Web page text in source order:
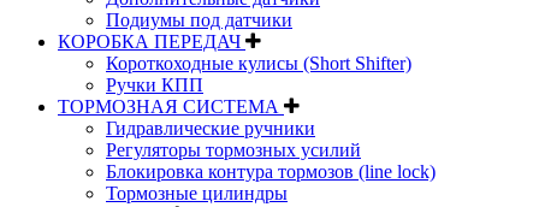
Подиумы под датчики
КОРОБКА ПЕРЕДАЧ
Короткоходные кулисы (Short Shifter)
Ручки КПП
ТОРМОЗНАЯ СИСТЕМА
Гидравлические ручники
Регуляторы тормозных усилий
Блокировка контура тормозов (line lock)
Тормозные цилиндры